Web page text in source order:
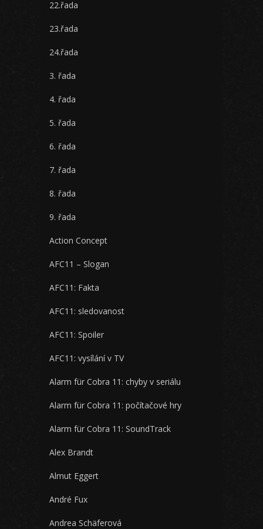
22.řada
23.řada
24.řada
3. řada
4. řada
5. řada
6. řada
7. řada
8. řada
9. řada
Action Concept
AFC11 – Slogan
AFC11: Fakta
AFC11: sledovanost
AFC11: Spoiler
AFC11: vysílání v TV
Alarm für Cobra 11: chyby v seriálu
Alarm für Cobra 11: počítačové hry
Alarm für Cobra 11: SoundTrack
Alex Brandt
Almut Eggert
André Fux
Andrea Schäferová